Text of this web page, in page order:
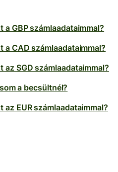
GBP számlaadataimmal?
CAD számlaadataimmal?
SGD számlaadataimmal?
a becsültnél?
EUR számlaadataimmal?